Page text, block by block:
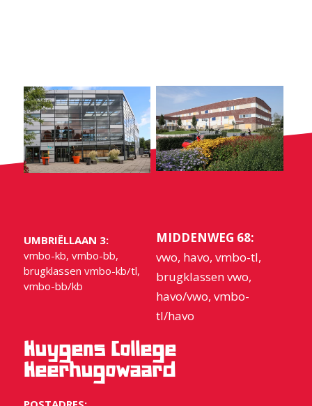
UMBRIËLLAAN 3:
vmbo-kb, vmbo-bb,
brugklassen vmbo-kb/tl,
vmbo-bb/kb
MIDDENWEG 68:
vwo, havo, vmbo-tl,
brugklassen vwo,
havo/vwo, vmbo-
tl/havo
Huygens College
Heerhugowaard